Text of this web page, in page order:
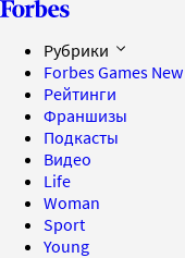
Рубрики
Forbes Games New
Рейтинги
Франшизы
Подкасты
Видео
Life
Woman
Sport
Young